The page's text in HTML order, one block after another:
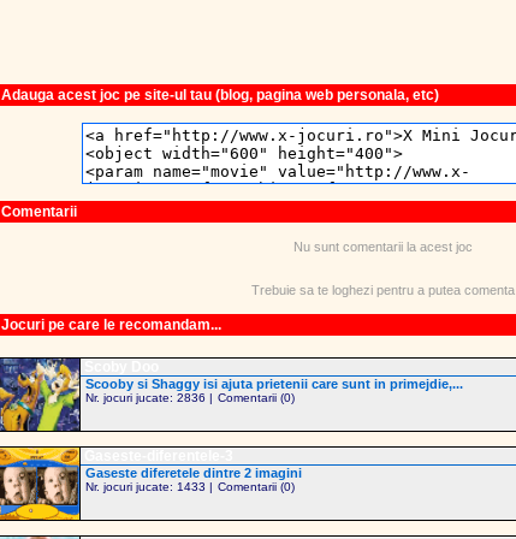
Adauga acest joc pe site-ul tau (blog, pagina web personala, etc)
Comentarii
Nu sunt comentarii la acest joc
Trebuie sa te loghezi pentru a putea comenta
Jocuri pe care le recomandam...
Scooby si Shaggy isi ajuta prietenii care sunt in primejdie,...
Nr. jocuri jucate: 2836 | Comentarii (0)
Gaseste diferetele dintre 2 imagini
Nr. jocuri jucate: 1433 | Comentarii (0)